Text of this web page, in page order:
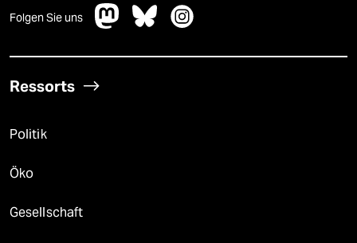
Folgen Sie uns
Ressorts
Politik
Öko
Gesellschaft